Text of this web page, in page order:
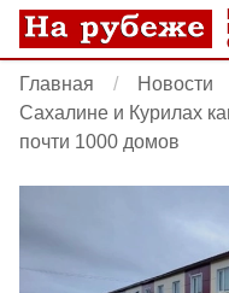
Главная Новости
Сахалине и Курилах
почти 1000 домов